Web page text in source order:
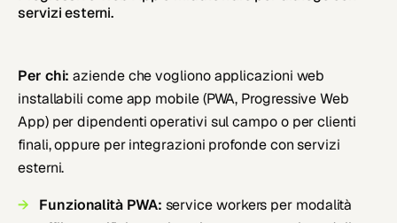
servizi esterni.
Per chi: aziende che vogliono applicazioni web
installabili come app mobile (PWA, Progressive Web
App) per dipendenti operativi sul campo o per clienti
finali, oppure per integrazioni profonde con servizi
esterni.
Funzionalità PWA: service workers per modalità